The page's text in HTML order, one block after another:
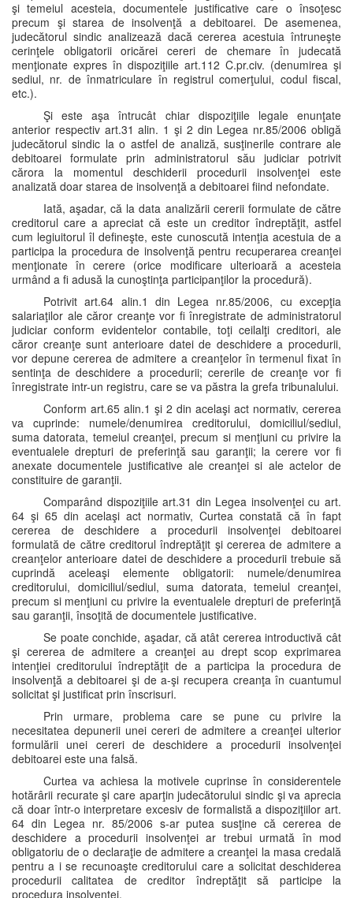
şi temeiul acesteia, documentele justificative care o însoţesc
precum şi starea de insolvenţă a debitoarei. De asemenea,
judecătorul sindic analizează dacă cererea acestuia întruneşte
cerinţele obligatorii oricărei cereri de chemare în judecată
menţionate expres în dispoziţiile art.112 C.pr.civ. (denumirea şi
sediul, nr. de înmatriculare în registrul comerţului, codul fiscal,
etc.).
Şi este aşa întrucât chiar dispoziţiile legale enunţate
anterior respectiv art.31 alin. 1 şi 2 din Legea nr.85/2006 obligă
judecătorul sindic la o astfel de analiză, susţinerile contrare ale
debitoarei formulate prin administratorul său judiciar potrivit
cărora la momentul deschiderii procedurii insolvenţei este
analizată doar starea de insolvenţă a debitoarei fiind nefondate.
Iată, aşadar, că la data analizării cererii formulate de către
creditorul care a apreciat că este un creditor îndreptăţit, astfel
cum legiuitorul îl defineşte, este cunoscută intenţia acestuia de a
participa la procedura de insolvenţă pentru recuperarea creanţei
menţionate în cerere (orice modificare ulterioară a acesteia
urmând a fi adusă la cunoştinţa participanţilor la procedură).
Potrivit art.64 alin.1 din Legea nr.85/2006, cu excepţia
salariaţilor ale căror creanţe vor fi înregistrate de administratorul
judiciar conform evidentelor contabile, toţi ceilalţi creditori, ale
căror creanţe sunt anterioare datei de deschidere a procedurii,
vor depune cererea de admitere a creanţelor în termenul fixat în
sentinţa de deschidere a procedurii; cererile de creanţe vor fi
înregistrate intr-un registru, care se va păstra la grefa tribunalului.
Conform art.65 alin.1 şi 2 din acelaşi act normativ, cererea
va cuprinde: numele/denumirea creditorului, domiciliul/sediul,
suma datorata, temeiul creanţei, precum si menţiuni cu privire la
eventualele drepturi de preferinţă sau garanţii; la cerere vor fi
anexate documentele justificative ale creanţei si ale actelor de
constituire de garanţii.
Comparând dispoziţiile art.31 din Legea insolvenţei cu art.
64 şi 65 din acelaşi act normativ, Curtea constată că în fapt
cererea de deschidere a procedurii insolvenţei debitoarei
formulată de către creditorul îndreptăţit şi cererea de admitere a
creanţelor anterioare datei de deschidere a procedurii trebuie să
cuprindă aceleaşi elemente obligatorii: numele/denumirea
creditorului, domiciliul/sediul, suma datorata, temeiul creanţei,
precum si menţiuni cu privire la eventualele drepturi de preferinţă
sau garanţii, însoţită de documentele justificative.
Se poate conchide, aşadar, că atât cererea introductivă cât
şi cererea de admitere a creanţei au drept scop exprimarea
intenţiei creditorului îndreptăţit de a participa la procedura de
insolvenţă a debitoarei şi de a-şi recupera creanţa în cuantumul
solicitat şi justificat prin înscrisuri.
Prin urmare, problema care se pune cu privire la
necesitatea depunerii unei cereri de admitere a creanţei ulterior
formulării unei cereri de deschidere a procedurii insolvenţei
debitoarei este una falsă.
Curtea va achiesa la motivele cuprinse în considerentele
hotărârii recurate şi care aparţin judecătorului sindic şi va aprecia
că doar într-o interpretare excesiv de formalistă a dispoziţiilor art.
64 din Legea nr. 85/2006 s-ar putea susţine că cererea de
deschidere a procedurii insolvenţei ar trebui urmată în mod
obligatoriu de o declaraţie de admitere a creanţei la masa credală
pentru a i se recunoaşte creditorului care a solicitat deschiderea
procedurii calitatea de creditor îndreptăţit să participe la
procedura insolvenţei.